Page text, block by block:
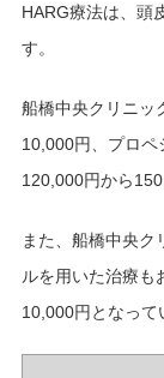
HARG療法は、頭
す。
船橋中央クリニッ
10,000円、プロ
120,000円から
また、船橋中央ク
ルを用いた治療も
10,000円となって